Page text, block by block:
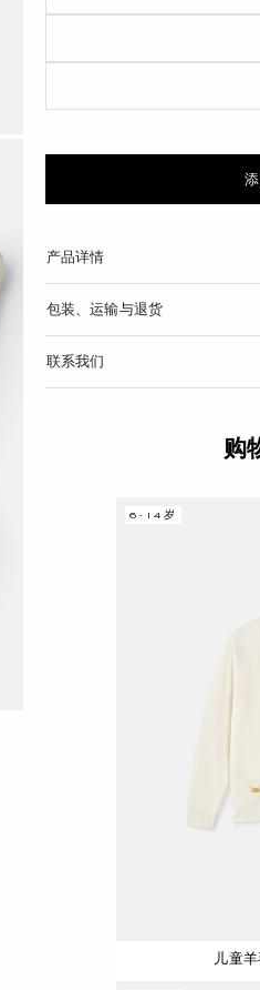
产品详情
包装、运输与退货
联系我们
购
儿童
6-14岁